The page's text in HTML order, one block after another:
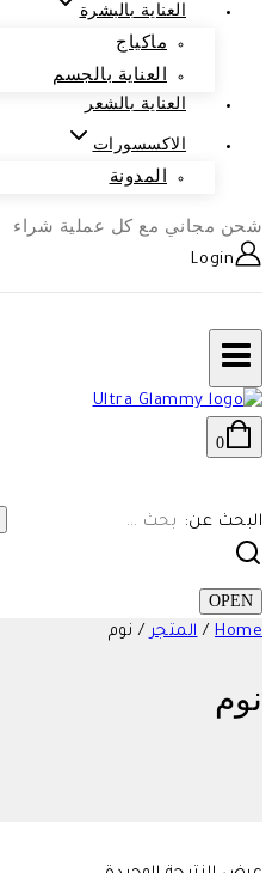
العناية بالبشرة
ماكياج
العناية بالجسم
العناية بالشعر
الاكسسورات
المدونة
شحن مجاني مع كل عملية شراء
Login
0
البحث عن:
OPEN
Home
/ المتجر / نوم
نوم